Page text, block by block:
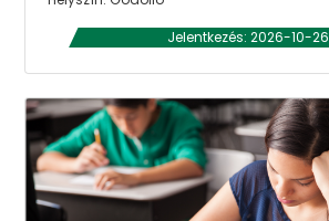
Jelentkezés: 2026-10-26